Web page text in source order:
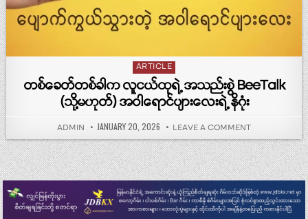
Posted in
ARTICLE
တစ်ခေတ်တစ်ခါက လူငယ်ထုရဲ့ အသည်းစွဲ BeeTalk
(သို့မဟုတ်) အဝါရောင်ပျားလေးရဲ့ နိဂုံး
AUTHOR:
ADMIN PUBLISHED DATE:
JANUARY 20, 2026 LEAVE A COMMENTON တစ်ခေတ်တစ်